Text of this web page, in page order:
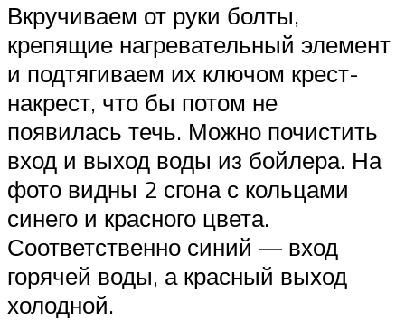
Вкручиваем от руки болты,
крепящие нагревательный элемент
и подтягиваем их ключом крест-
накрест, что бы потом не
появилась течь. Можно почистить
вход и выход воды из бойлера. На
фото видны 2 сгона с кольцами
синего и красного цвета.
Соответственно синий — вход
горячей воды, а красный выход
холодной.